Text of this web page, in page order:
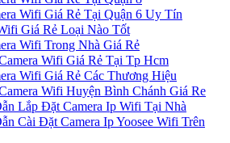
Wifi Giá Rẻ Tại Quận 6 Uy Tín
Giá Rẻ Loại Nào Tốt
Wifi Trong Nhà Giá Rẻ
Wifi Giá Rẻ Tại Tp Hcm
Wifi Giá Rẻ Các Thương Hiệu
Wifi Huyện Bình Chánh Giá Re
Lắp Đặt Camera Ip Wifi Tại Nhà
Cài Đặt Camera Ip Yoosee Wifi Trên